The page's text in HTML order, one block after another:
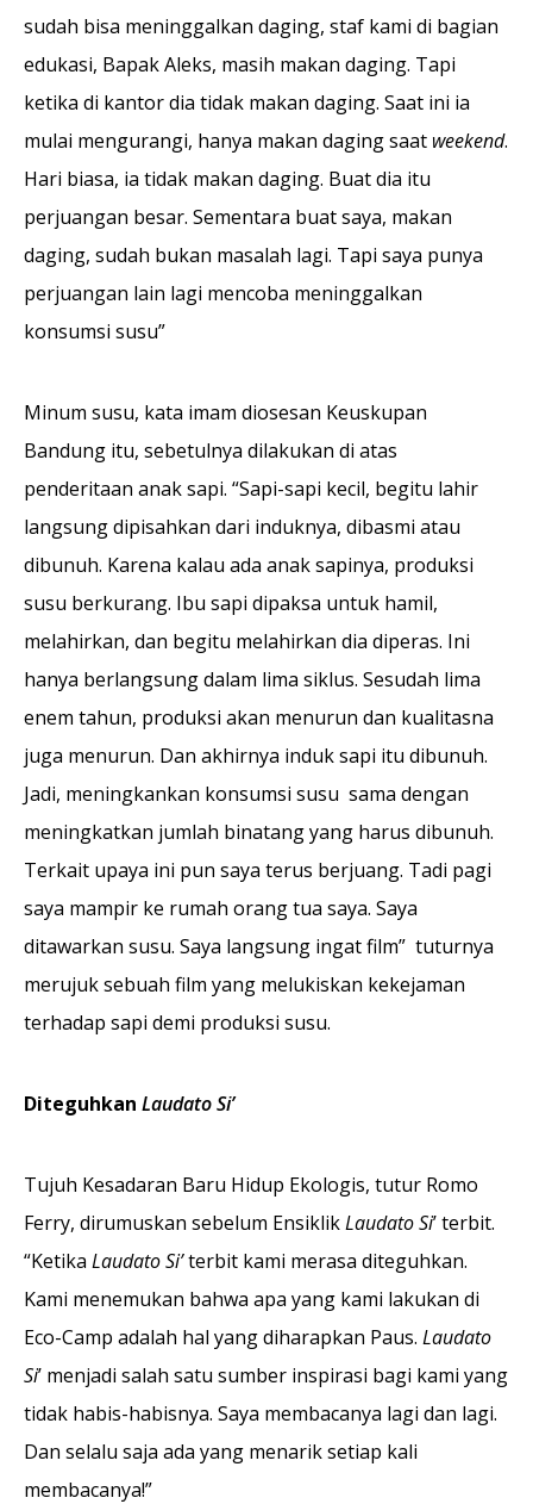
sudah bisa meninggalkan daging, staf kami di bagian
edukasi, Bapak Aleks, masih makan daging. Tapi
ketika di kantor dia tidak makan daging. Saat ini ia
mulai mengurangi, hanya makan daging saat weekend.
Hari biasa, ia tidak makan daging. Buat dia itu
perjuangan besar. Sementara buat saya, makan
daging, sudah bukan masalah lagi. Tapi saya punya
perjuangan lain lagi mencoba meninggalkan
konsumsi susu”
Minum susu, kata imam diosesan Keuskupan
Bandung itu, sebetulnya dilakukan di atas
penderitaan anak sapi. “Sapi-sapi kecil, begitu lahir
langsung dipisahkan dari induknya, dibasmi atau
dibunuh. Karena kalau ada anak sapinya, produksi
susu berkurang. Ibu sapi dipaksa untuk hamil,
melahirkan, dan begitu melahirkan dia diperas. Ini
hanya berlangsung dalam lima siklus. Sesudah lima
enem tahun, produksi akan menurun dan kualitasna
juga menurun. Dan akhirnya induk sapi itu dibunuh.
Jadi, meningkankan konsumsi susu sama dengan
meningkatkan jumlah binatang yang harus dibunuh.
Terkait upaya ini pun saya terus berjuang. Tadi pagi
saya mampir ke rumah orang tua saya. Saya
ditawarkan susu. Saya langsung ingat film” tuturnya
merujuk sebuah film yang melukiskan kekejaman
terhadap sapi demi produksi susu.
Diteguhkan Laudato Si’
Tujuh Kesadaran Baru Hidup Ekologis, tutur Romo
Ferry, dirumuskan sebelum EnsiklikLaudato Si’ terbit.
“Ketika Laudato Si’terbit kami merasa diteguhkan.
Kami menemukan bahwa apa yang kami lakukan di
Eco-Camp adalah hal yang diharapkan Paus. Laudato
Si’ menjadi salah satu sumber inspirasi bagi kami yang
tidak habis-habisnya. Saya membacanya lagi dan lagi.
Dan selalu saja ada yang menarik setiap kali
membacanya!”